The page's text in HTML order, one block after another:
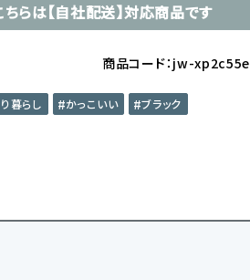
ちらは【自社配送】対応商品です
商品コード：jw-xp2c55e
暮らし かっこいい ブラック